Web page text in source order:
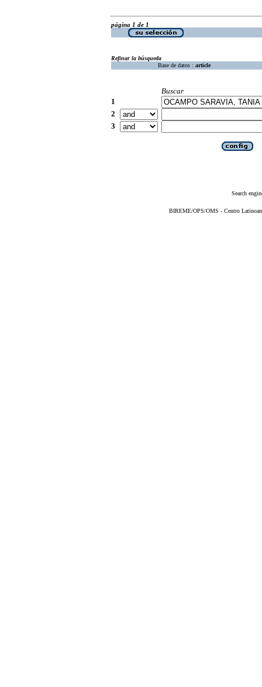
página 1 de 1
Refinar la búsqueda
Base de datos : article
Buscar
1
2
3
Search
BIREME/OPS/OMS - Centro